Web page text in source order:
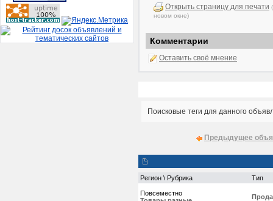
Открыть страницу для печати
новом окне)
Комментарии
Оставить своё мнение
Поисковые теги для данного
Предыдущее
Регион \ Рубрика Тип
Повсеместно